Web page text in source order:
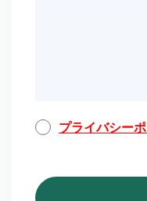
プライバシー